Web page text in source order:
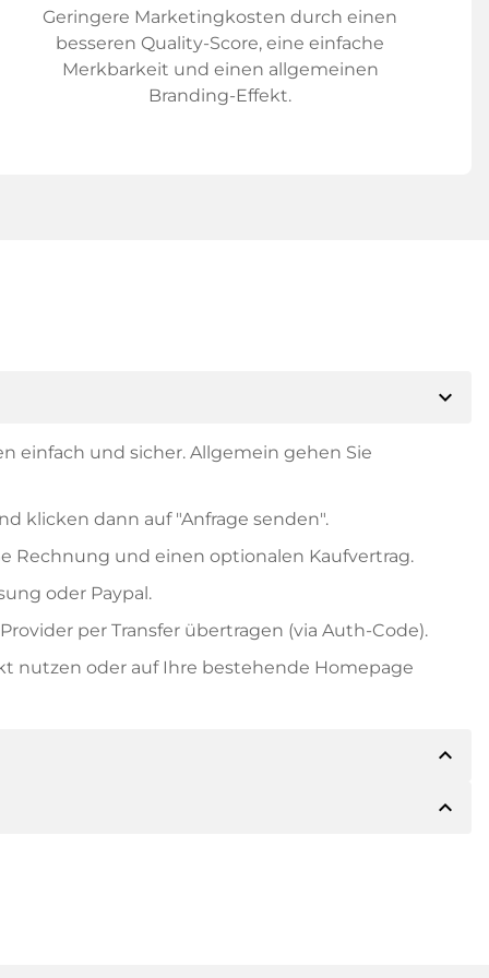
Geringere Marketingkosten durch einen
besseren Quality-Score, eine einfache
Merkbarkeit und einen allgemeinen
Branding-Effekt.
expand_more
einfach und sicher. Allgemein gehen Sie
klicken dann auf "Anfrage senden".
Rechnung und einen optionalen Kaufvertrag.
oder Paypal.
per Transfer übertragen (via Auth-Code).
nutzen oder auf Ihre bestehende Homepage
expand_less
der Zahlung mitteilen. Der Inhaber wird Ihnen
expand_less